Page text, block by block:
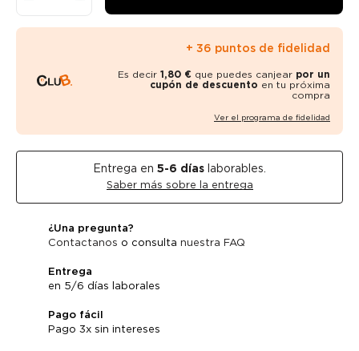
+ 36 puntos de fidelidad
Es decir 1,80 € que puedes canjear por un
cupón de descuento en tu próxima
compra
Ver el programa de fidelidad
Entrega en 5-6 días laborables.
Saber más sobre la entrega
¿Una pregunta?
Contactanos o consulta nuestra FAQ
Entrega
en 5/6 días laborales
Pago fácil
Pago 3x sin intereses